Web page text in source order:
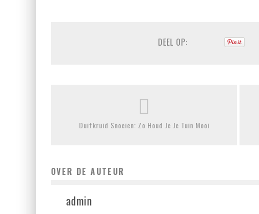
DEEL OP:
Duifkruid Snoeien: Zo Houd Je Je Tuin Mooi
OVER DE AUTEUR
admin